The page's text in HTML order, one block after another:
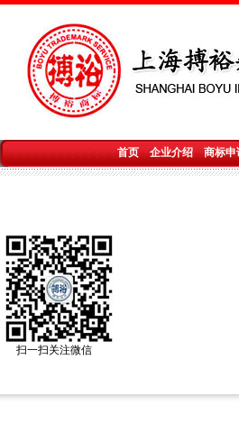
首页 企业介绍 商标申
扫一扫关注微信